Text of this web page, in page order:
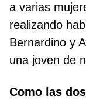
a varias
realizando
Bernardino y
una joven de
Como las